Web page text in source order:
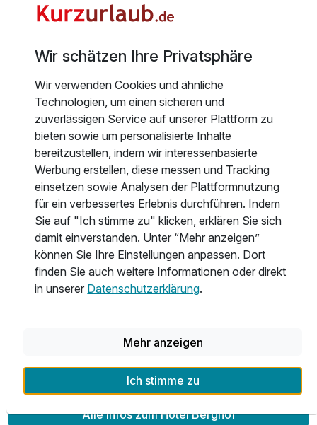
p.P. ab
Suite/n
2 Erwachsene und 2 Kinder
kuscheligen Relax-Bereich. Klassisch und vielfach
bewährt, zeichnet sich die finnische Sauna durch ihre
Dampfbad genießen Sie, was schon im alten Rom eine
Ihr Urlaub im Hotel Berghof in St. Oswald steckt voller
Möglichkeiten. Ob Sie die ultimative Entspannung und
Erholung suchen oder sportliche Aktivitäten und neue
Herausforderungen - in der Ferienregion Bad
Kleinkirchheim können Sie alles vereinen.
Auf komfortablen Skiliften - der erste Einstieg ist direkt vor
dem Hotel Berghof - gelangen Sie hinauf in luftige Höhen.
Dabei genießen Sie das winterliche Panorama des
Biosphärenparks Nockberge. Generell raten wir unseren
Gästen, das Angebot des Skigebiets so umfassend wie
möglich zu nutzen. Eine kurze Fahrt mit dem kostenlosen
Alle Infos zum Hotel Berghof
Wir schätzen Ihre Privatsphäre
Wir verwenden Cookies und ähnliche
Technologien, um einen sicheren und
zuverlässigen Service auf unserer Plattform zu
bieten sowie um personalisierte Inhalte
bereitzustellen, indem wir interessenbasierte
Werbung erstellen, diese messen und Tracking
einsetzen sowie Analysen der Plattformnutzung
für ein verbessertes Erlebnis durchführen. Indem
Sie auf "Ich stimme zu" klicken, erklären Sie sich
damit einverstanden. Unter “Mehr anzeigen”
können Sie Ihre Einstellungen anpassen. Dort
finden Sie auch weitere Informationen oder direkt
in unserer Datenschutzerklärung.
Mehr anzeigen
Ich stimme zu